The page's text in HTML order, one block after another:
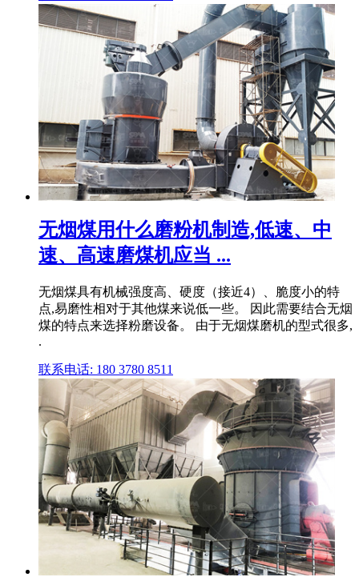
无烟煤用什么磨粉机制造,低速、中
速、高速磨煤机应当 ...
无烟煤具有机械强度⾼、硬度（接近4）、脆度小的特
点,易磨性相对于其他煤来说低一些。 因此需要结合无烟
煤的特点来选择粉磨设备。 由于无烟煤磨机的型式很多,
.
联系电话: 180 3780 8511